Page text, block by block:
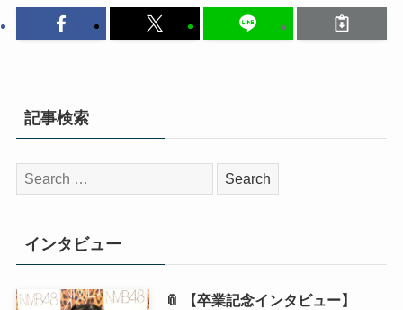
記事検索
検
索:
インタビュー
📎 【卒業記念インタビュー】